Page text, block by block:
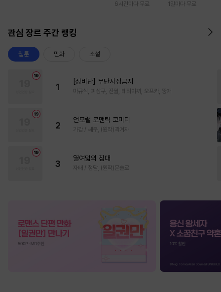
6시간마다 무료
1일마다 무료
관심 장르 주간 랭킹
웹툰 만화 소설
1
[성비단] 무단사정금지
마규식, 피상구, 진월, 테리야끼, 오프카, 뚱개
2
언모럴 로맨틱 코미디
가감 / 쌔우, (원작)곽겨자
3
열여덟의 침대
자태 / 청담, (원작)문슬로